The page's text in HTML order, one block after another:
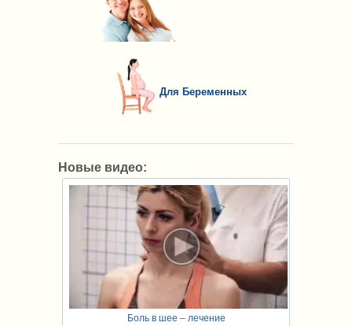
Для Беременных
Новые видео:
Боль в шее – лечение